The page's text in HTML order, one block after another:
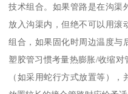
技术组合。如果管路是在沟渠
放入沟渠内，但绝不可以用滚
组合，如果固化时周边温度与
塑胶管习惯考量热膨胀/收缩
（如采用蛇行方式放置等），